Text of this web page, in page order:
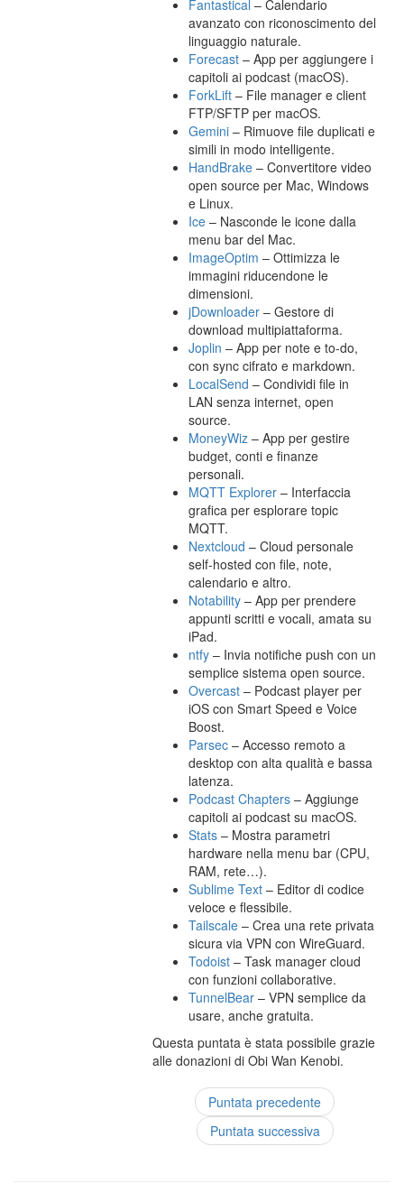
Fantastical – Calendario
avanzato con riconoscimento del
linguaggio naturale.
Forecast – App per aggiungere i
capitoli ai podcast (macOS).
ForkLift – File manager e client
FTP/SFTP per macOS.
Gemini – Rimuove file duplicati e
simili in modo intelligente.
HandBrake – Convertitore video
open source per Mac, Windows
e Linux.
Ice – Nasconde le icone dalla
menu bar del Mac.
ImageOptim – Ottimizza le
immagini riducendone le
dimensioni.
jDownloader – Gestore di
download multipiattaforma.
Joplin – App per note e to-do,
con sync cifrato e markdown.
LocalSend – Condividi file in
LAN senza internet, open
source.
MoneyWiz – App per gestire
budget, conti e finanze
personali.
MQTT Explorer – Interfaccia
grafica per esplorare topic
MQTT.
Nextcloud – Cloud personale
self-hosted con file, note,
calendario e altro.
Notability – App per prendere
appunti scritti e vocali, amata su
iPad.
ntfy – Invia notifiche push con un
semplice sistema open source.
Overcast – Podcast player per
iOS con Smart Speed e Voice
Boost.
Parsec – Accesso remoto a
desktop con alta qualità e bassa
latenza.
Podcast Chapters – Aggiunge
capitoli ai podcast su macOS.
Stats – Mostra parametri
hardware nella menu bar (CPU,
RAM, rete…).
Sublime Text – Editor di codice
veloce e flessibile.
Tailscale – Crea una rete privata
sicura via VPN con WireGuard.
Todoist – Task manager cloud
con funzioni collaborative.
TunnelBear – VPN semplice da
usare, anche gratuita.
Questa puntata è stata possibile grazie
alle donazioni di Obi Wan Kenobi.
Puntata precedente
Puntata successiva